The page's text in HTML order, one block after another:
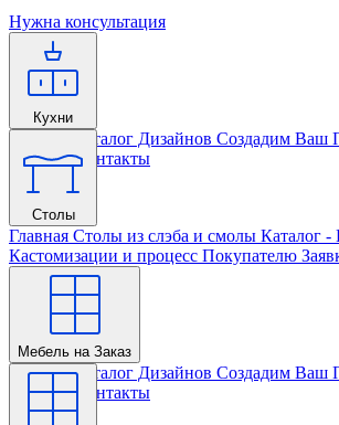
Нужна консультация
Кухни
Главная Каталог Дизайнов Создадим Ваш
Проекта Контакты
Столы
Главная Столы из слэба и смолы Каталог -
Кастомизации и процесс Покупателю
Мебель на Заказ
Главная Каталог Дизайнов Создадим Ваш
Проекта
Контакты